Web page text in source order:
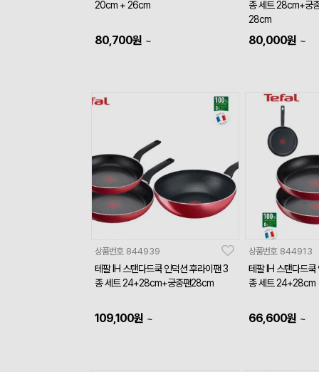
20cm + 26cm
80,700원 ~
종 세트 28cm+궁
28cm
80,000원 ~
상품번호 844939
테팔 IH 스탠다드쿡 인덕션 후라이팬 3
종 세트 24+28cm+궁중팬28cm
109,100원 ~
상품번호 844913
테팔 IH 스탠다드쿡
종 세트 24+28cm
66,600원 ~